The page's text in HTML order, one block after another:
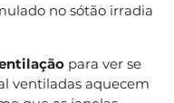
no sótão irradia
para ver se
ventiladas aquecem